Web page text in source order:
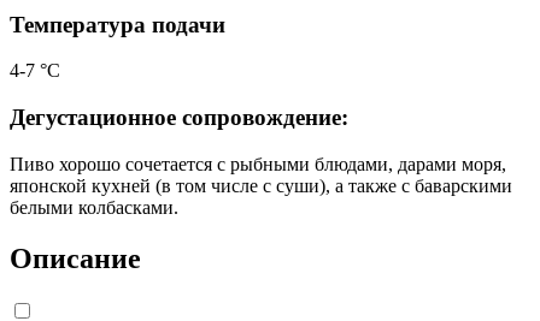
Температура подачи
4-7 °С
Дегустационное сопровождение:
Пиво хорошо сочетается с рыбными блюдами, дарами моря,
японской кухней (в том числе с суши), а также с баварскими
белыми колбасками.
Описание